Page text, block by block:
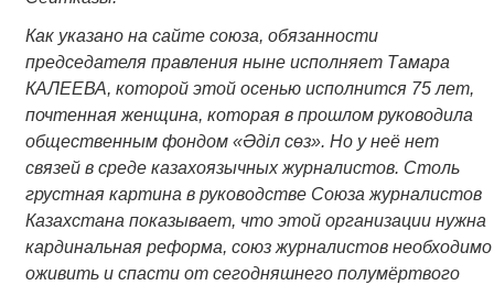
Как указано на сайте союза, обязанности
председателя правления ныне исполняет Тамара
КАЛЕЕВА, которой этой осенью исполнится 75 лет,
почтенная женщина, которая в прошлом руководила
общественным фондом «Әділ сөз». Но у неё нет
связей в среде казахоязычных журналистов. Столь
грустная картина в руководстве Союза журналистов
Казахстана показывает, что этой организации нужна
кардинальная реформа, союз журналистов необходимо
оживить и спасти от сегодняшнего полумёртвого